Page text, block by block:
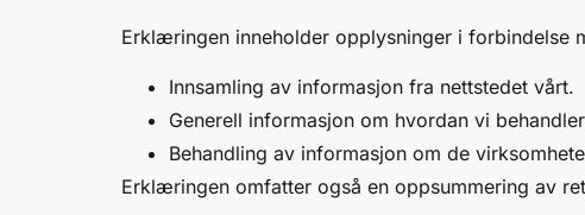
Erklæringen inneholder opplysninger i forbindelse
Innsamling av informasjon fra nettstedet vårt.
Generell informasjon om hvordan vi
Behandling av informasjon om de
Erklæringen omfatter også en oppsummering av